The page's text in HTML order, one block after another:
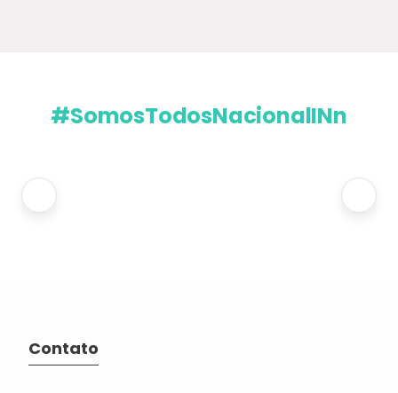
#SomosTodosNacionalINn
Contato